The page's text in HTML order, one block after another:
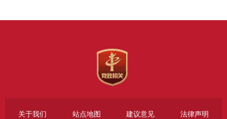
关于我们 站点地图 建议意见 法律声明